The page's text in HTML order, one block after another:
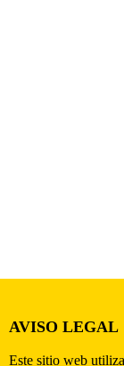
AVISO LEGAL
Este sitio web